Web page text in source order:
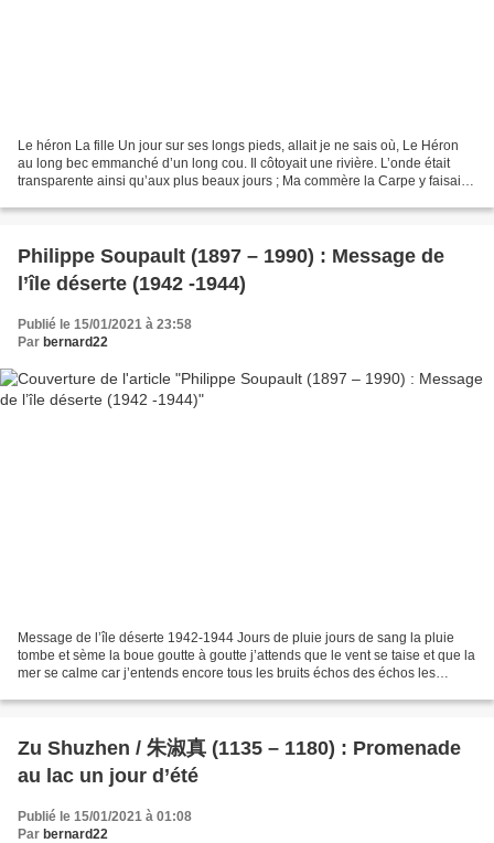
Le héron La fille Un jour sur ses longs pieds, allait je ne sais où, Le Héron
au long bec emmanché d’un long cou. Il côtoyait une rivière. L’onde était
transparente ainsi qu’aux plus beaux jours ; Ma commère la Carpe y faisait
Philippe Soupault (1897 – 1990) : Message de
l’île déserte (1942 -1944)
Publié le 15/01/2021 à 23:58
Par bernard22
Message de l’île déserte 1942-1944 Jours de pluie jours de sang la pluie
tombe et sème la boue goutte à goutte j’attends que le vent se taise et que la
mer se calme car j’entends encore tous les bruits échos des échos les
Zu Shuzhen / 朱淑真 (1135 – 1180) : Promenade
au lac un jour d’été
Publié le 15/01/2021 à 01:08
Par bernard22